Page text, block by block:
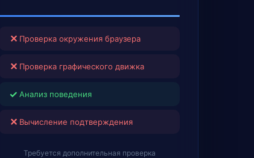
✕ Проверка окружения браузера
✕ Проверка графического движка
✓ Анализ поведения
✕ Вычисление подтверждения
Требуется дополнительная проверка